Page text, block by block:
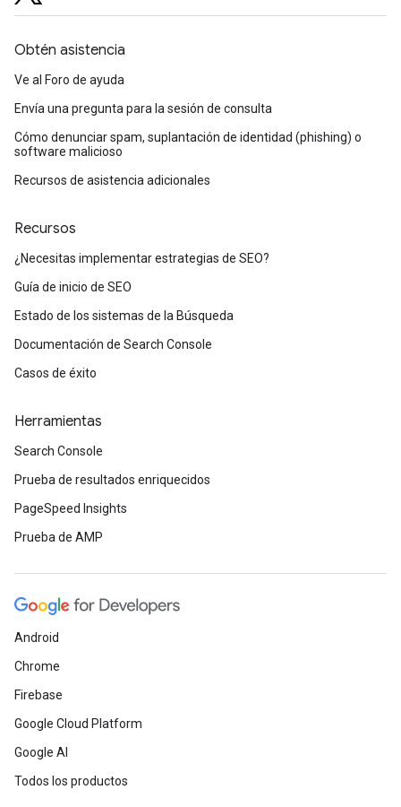
Obtén asistencia
Ve al Foro de ayuda
Envía una pregunta para la sesión de consulta
Cómo denunciar spam, suplantación de identidad (phishing) o
software malicioso
Recursos de asistencia adicionales
Recursos
¿Necesitas implementar estrategias de SEO?
Guía de inicio de SEO
Estado de los sistemas de la Búsqueda
Documentación de Search Console
Casos de éxito
Herramientas
Search Console
Prueba de resultados enriquecidos
PageSpeed Insights
Prueba de AMP
Android
Chrome
Firebase
Google Cloud Platform
Google AI
Todos los productos